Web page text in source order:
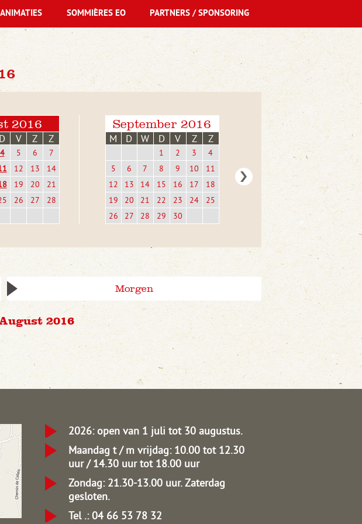
2016
D V Z Z
4 5 6
7
12 13
14
19 20
21
26 27
28
September 2016
M D W D V Z Z
1 2 3
4
5
6 7 8 9 10
11
12
13 14 15 16 17
18
19
20 21 22 23 24
25
26
27 28 29 30
Morgen
2016
ANIMATIES SOMMIÈRES EO PARTNERS / SPONSORING
2026: open van 1 juli tot 30 augustus.
Maandag t / m vrijdag: 10.00 tot 12.30
uur / 14.30 uur tot 18.00 uur
Zondag: 21.30-13.00 uur.Zaterdag
gesloten.
Tel .: 04 66 53 78 32